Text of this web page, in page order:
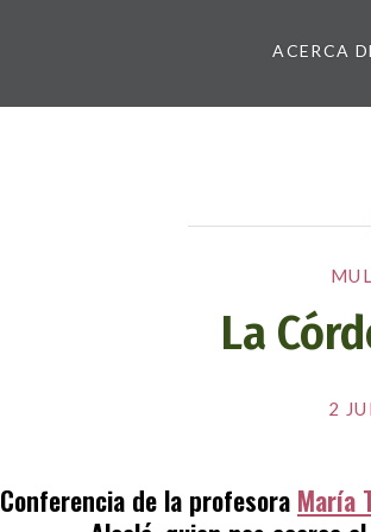
ACERCA
La
el
2
Conferencia de la profesora María